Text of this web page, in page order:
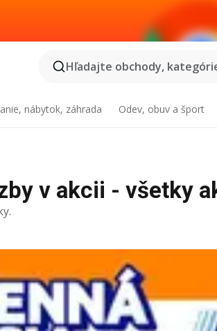
Hľadajte obchody,
nábytok, záhrada Odev, obuv a šport
v akcii - všetky